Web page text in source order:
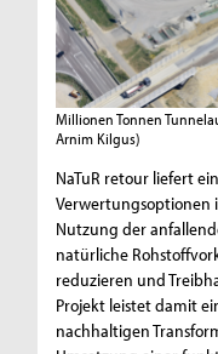
Millionen Tonnen
Arnim Kilgus)
NaTuR retour liefert
Verwertungsoptionen
Nutzung der
natürliche
reduzieren und
Projekt leistet damit
nachhaltigen